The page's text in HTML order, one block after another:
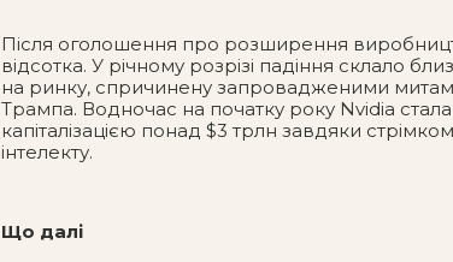
Після оголошення про розширення
відсотка. У річному розрізі падіння склало
на ринку, спричинену запровадженими
Трампа. Водночас на початку року Nvidia
капіталізацією понад $3 трлн завдяки
інтелекту.
Що далі